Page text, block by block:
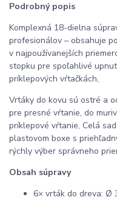
Podrobný popis
Komplexná 18-dielna
profesionálov – obsahuje
v najpoužívanejších
stopku pre spoľahlivé
príklepových vŕtačkách,
Vrtáky do kovu sú ostré a
pre presné vŕtanie, do
príklepové vŕtanie, Celá
plastovom boxe s
rýchly výber správneho
Obsah súpravy
6× vrták do dreva: Ø